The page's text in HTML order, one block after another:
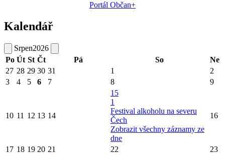
Portál Občan+
Kalendář
Srpen2026
Po Út St Čt Pá So
Ne
27 28 29 30 31 1
2
3
4 5 6 7 8 9
10 11 12 13 14
15
1
Festival alkoholu na severu
Čech
Zobrazit všechny záznamy ze
dne
16
17 18 19 20 21 22 23